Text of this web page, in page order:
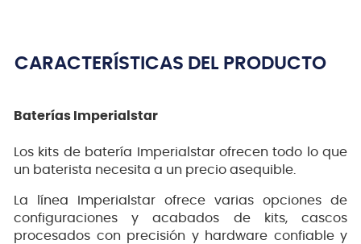
CARACTERÍSTICAS DEL PRODUCTO
Baterías Imperialstar
Los kits de batería Imperialstar ofrecen todo lo que
un baterista necesita a un precio asequible.
La línea Imperialstar ofrece varias opciones de
configuraciones y acabados de kits, cascos
procesados con precisión y hardware confiable y